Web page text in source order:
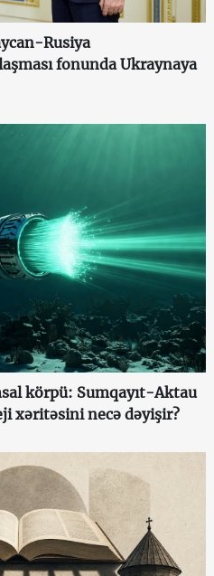
Rusiya
fonunda Ukraynaya
körpü: Sumqayıt-Aktau
xəritəsini necə dəyişir?